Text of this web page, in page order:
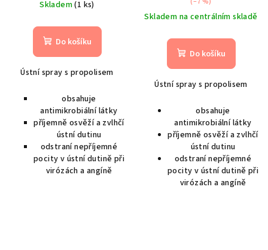
Skladem(1 ks)
Do košíku
Ústní spray s propolisem
obsahuje
antimikrobiální látky
příjemně osvěží a zvlhčí
ústní dutinu
odstraní nepříjemné
pocity v ústní dutině při
virózách a angíně
Skladem na centrálním skladě
Do košíku
Ústní spray s propolisem
obsahuje
antimikrobiální látky
příjemně osvěží a zvlhčí
ústní dutinu
odstraní nepříjemné
pocity v ústní dutině při
virózách a angíně